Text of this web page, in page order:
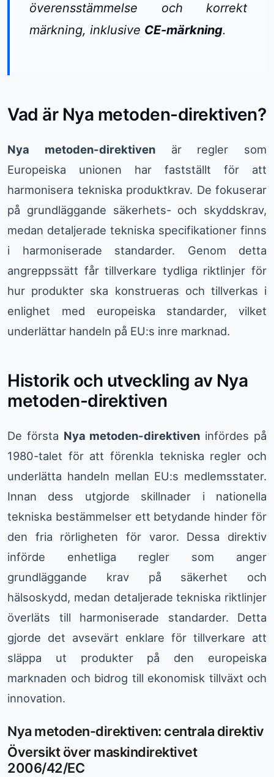
överensstämmelse och korrekt
märkning, inklusive CE-märkning.
Vad är Nya metoden-direktiven?
Nya metoden-direktivenär regler som
Europeiska unionen har fastställt för att
harmonisera tekniska produktkrav. De fokuserar
på grundläggande säkerhets- och skyddskrav,
medan detaljerade tekniska specifikationer finns
i harmoniserade standarder. Genom detta
angreppssätt får tillverkare tydliga riktlinjer för
hur produkter ska konstrueras och tillverkas i
enlighet med europeiska standarder, vilket
underlättar handeln på EU:s inre marknad.
Historik och utveckling av Nya
metoden-direktiven
De första Nya metoden-direktiven infördes på
1980-talet för att förenkla tekniska regler och
underlätta handeln mellan EU:s medlemsstater.
Innan dess utgjorde skillnader i nationella
tekniska bestämmelser ett betydande hinder för
den fria rörligheten för varor. Dessa direktiv
införde enhetliga regler som anger
grundläggande krav på säkerhet och
hälsoskydd, medan detaljerade tekniska riktlinjer
överläts till harmoniserade standarder. Detta
gjorde det avsevärt enklare för tillverkare att
släppa ut produkter på den europeiska
marknaden och bidrog till ekonomisk tillväxt och
innovation.
Nya metoden-direktiven: centrala direktiv
Översikt över maskindirektivet
2006/42/EC